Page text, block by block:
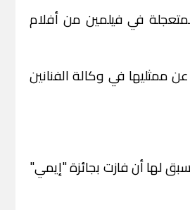
في فيلمين من أفلام
ممثليها في وكالة الفنانين
لها أن فازت بجائزة "إيمي"